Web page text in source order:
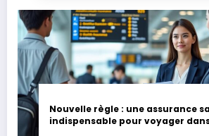
Nouvelle règle : une assurance
indispensable pour voyager